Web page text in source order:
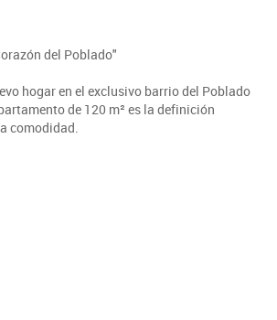
del Poblado"
hogar en el exclusivo barrio del Poblado
de 120 m² es la definición
comodidad.